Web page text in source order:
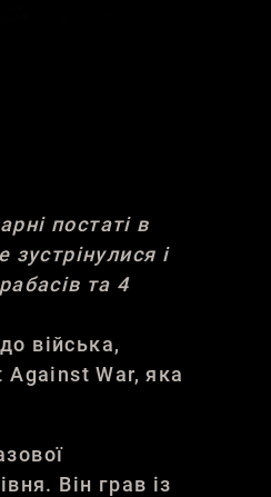
постаті в
і
та 4
війська,
Against War, яка
Він грав із